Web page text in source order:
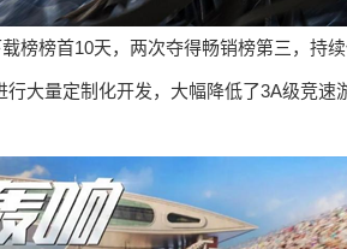
榜榜首10天，两次夺得畅销榜第三，持
大量定制化开发，大幅降低了3A级竞速